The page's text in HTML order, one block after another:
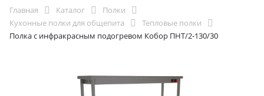
Главная Каталог
Полки
Кухонные полки для общепита
Тепловые полки
Полка с инфракрасным подогревом Кобор ПНТ/2-130/30